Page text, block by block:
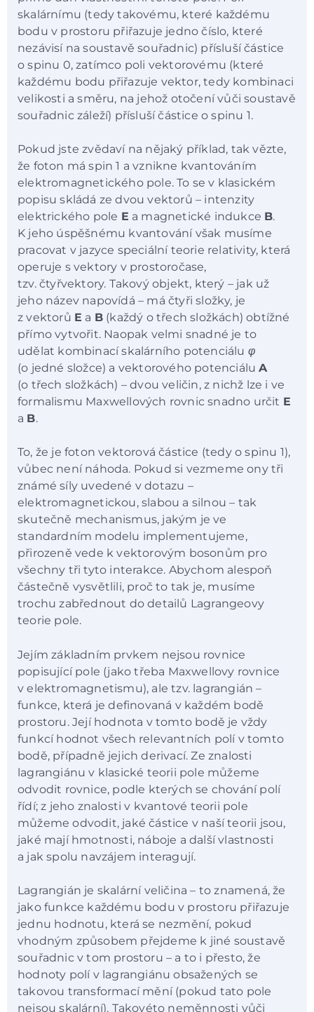
skalárnímu (tedy takovému, které každému
bodu v prostoru přiřazuje jedno číslo, které
nezávisí na soustavě souřadnic) přísluší částice
o spinu 0, zatímco poli vektorovému (které
každému bodu přiřazuje vektor, tedy kombinaci
velikosti a směru, na jehož otočení vůči soustavě
souřadnic záleží) přísluší částice o spinu 1.
Pokud jste zvědaví na nějaký příklad, tak vězte,
že foton má spin 1 a vznikne kvantováním
elektromagnetického pole. To se v klasickém
popisu skládá ze dvou vektorů – intenzity
elektrického pole E a magnetické indukce B.
K jeho úspěšnému kvantování však musíme
pracovat v jazyce speciální teorie relativity, která
operuje s vektory v prostoročase,
tzv. čtyřvektory. Takový objekt, který – jak už
jeho název napovídá – má čtyři složky, je
z vektorů E a B (každý o třech složkách) obtížné
přímo vytvořit. Naopak velmi snadné je to
udělat kombinací skalárního potenciálu φ
(o jedné složce) a vektorového potenciáluA
(o třech složkách) – dvou veličin, z nichž lze i ve
formalismu Maxwellových rovnic snadno určit E
a B.
To, že je foton vektorová částice (tedy o spinu 1),
vůbec není náhoda. Pokud si vezmeme ony tři
známé síly uvedené v dotazu –
elektromagnetickou, slabou a silnou – tak
skutečně mechanismus, jakým je ve
standardním modelu implementujeme,
přirozeně vede k vektorovým bosonům pro
všechny tři tyto interakce. Abychom alespoň
částečně vysvětlili, proč to tak je, musíme
trochu zabřednout do detailů Lagrangeovy
teorie pole.
Jejím základním prvkem nejsou rovnice
popisující pole (jako třeba Maxwellovy rovnice
v elektromagnetismu), ale tzv. lagrangián –
funkce, která je definovaná v každém bodě
prostoru. Její hodnota v tomto bodě je vždy
funkcí hodnot všech relevantních polí v tomto
bodě, případně jejich derivací. Ze znalosti
lagrangiánu v klasické teorii pole můžeme
odvodit rovnice, podle kterých se chování polí
řídí; z jeho znalosti v kvantové teorii pole
můžeme odvodit, jaké částice v naší teorii jsou,
jaké mají hmotnosti, náboje a další vlastnosti
a jak spolu navzájem interagují.
Lagrangián je skalární veličina – to znamená, že
jako funkce každému bodu v prostoru přiřazuje
jednu hodnotu, která se nezmění, pokud
vhodným způsobem přejdeme k jiné soustavě
souřadnic v tom prostoru – a to i přesto, že
hodnoty polí v lagrangiánu obsažených se
takovou transformací mění (pokud tato pole
nejsou skalární). Takovéto neměnnosti vůči